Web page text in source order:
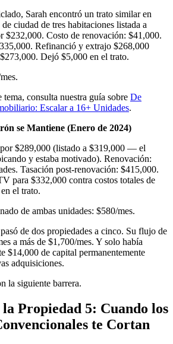
Sarah encontró un trato similar en
ciudad de tres habitaciones listada a
$232,000. Costo de renovación: $41,000.
Refinanció y extrajo $268,000
Dejó $5,000 en el trato.
tema, consulta nuestra guía sobre De
Escalar a 16+ Unidades.
se Mantiene (Enero de 2024)
$289,000 (listado a $319,000 — el
y estaba motivado). Renovación:
Tasación post-renovación: $415,000.
para $332,000 contra costos totales de
el trato.
de ambas unidades: $580/mes.
de dos propiedades a cinco. Su flujo de
a más de $1,700/mes. Y solo había
$14,000 de capital permanentemente
adquisiciones.
la siguiente barrera.
Propiedad 5: Cuando los
te Cortan